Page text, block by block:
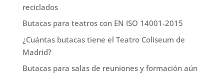
reciclados
Butacas para teatros con EN ISO 14001-2015
¿Cuántas butacas tiene el Teatro Coliseum de
Madrid?
Butacas para salas de reuniones y formación aún